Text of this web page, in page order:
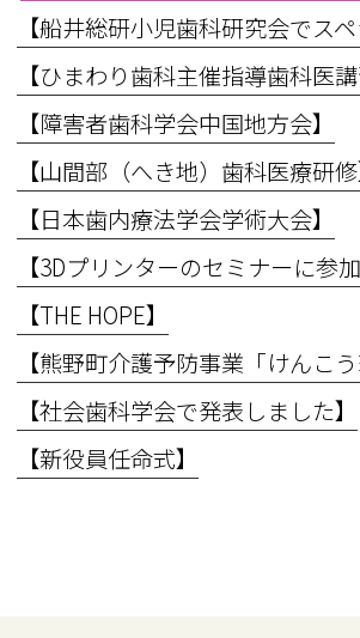
【ひまわり歯科主催指導歯科医講
【障害者歯科学会中国地方会】
【山間部（へき地）歯科医療研修
【日本歯内療法学会学術大会】
【3Dプリンターのセミナーに参
【THE HOPE】
【社会歯科学会で発表しました】
【新役員任命式】